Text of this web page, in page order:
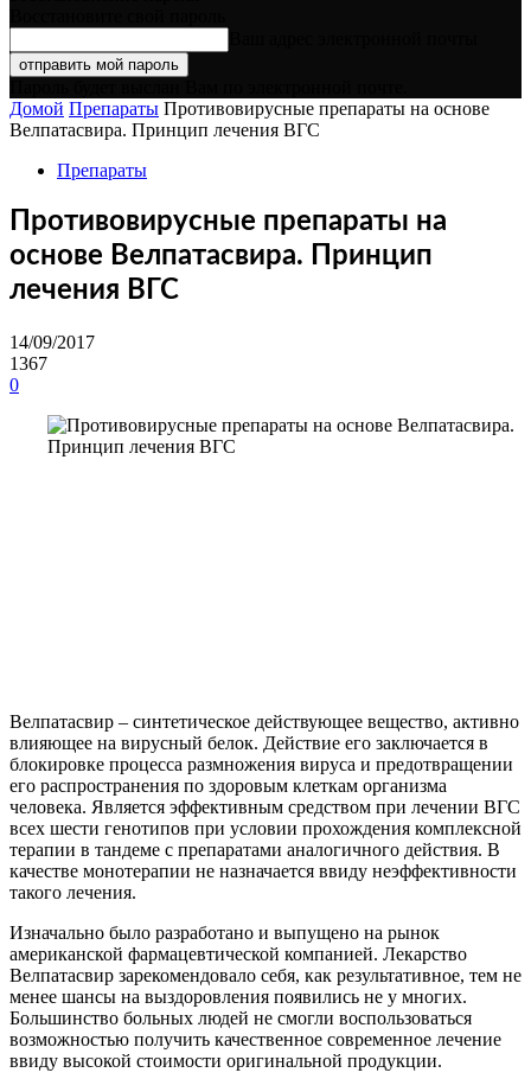
Домой Препараты Противовирусные препараты на основе
Велпатасвира. Принцип лечения ВГС
Препараты
Противовирусные препараты на
основе Велпатасвира. Принцип
лечения ВГС
14/09/2017
1367
0
Велпатасвир – синтетическое действующее вещество, активно
влияющее на вирусный белок. Действие его заключается в
блокировке процесса размножения вируса и предотвращении
его распространения по здоровым клеткам организма
человека. Является эффективным средством при лечении ВГС
всех шести генотипов при условии прохождения комплексной
терапии в тандеме с препаратами аналогичного действия. В
качестве монотерапии не назначается ввиду неэффективности
такого лечения.
Изначально было разработано и выпущено на рынок
американской фармацевтической компанией. Лекарство
Велпатасвир зарекомендовало себя, как результативное, тем не
менее шансы на выздоровления появились не у многих.
Большинство больных людей не смогли воспользоваться
возможностью получить качественное современное лечение
ввиду высокой стоимости оригинальной продукции.